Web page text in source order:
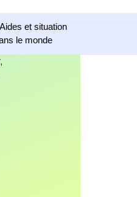
et situation
le monde